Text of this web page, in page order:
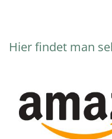
Hier findet man